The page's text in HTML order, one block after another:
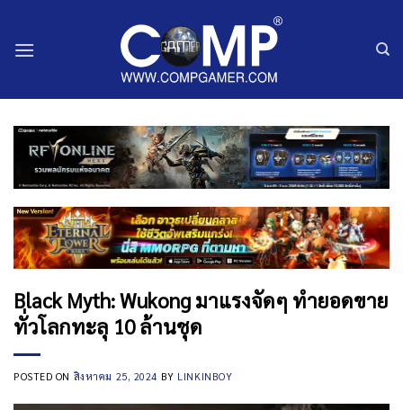
Black Myth: Wukong มาแรงจัดๆ ทำยอดขาย
ทั่วโลกทะลุ 10 ล้านชุด
POSTED ON สิงหาคม 25, 2024 BY LINKINBOY